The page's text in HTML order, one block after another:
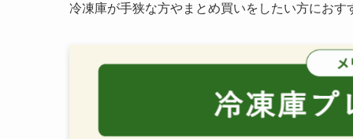
冷凍庫が手狭な方やまとめ買いをしたい方におす